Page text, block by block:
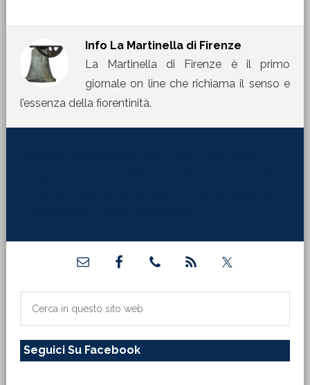
Info La Martinella di Firenze
La Martinella di Firenze è il primo
giornale on line che richiama il senso e
l’essenza della fiorentinità.
primaria
sito
Seguici Su Facebook